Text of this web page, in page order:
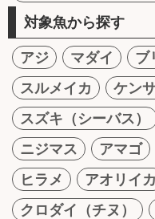
対象魚から探す
アジ マダイ ブ
スルメイカ
ケン
スズキ（シーバス）
ニジマス
アマゴ
ヒラメ
アオリイカ
クロダイ（チヌ）